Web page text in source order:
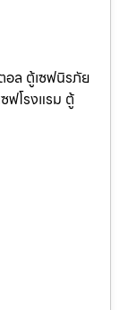
อล ตู้เซฟนิรภัย
ฟโรงแรม ตู้